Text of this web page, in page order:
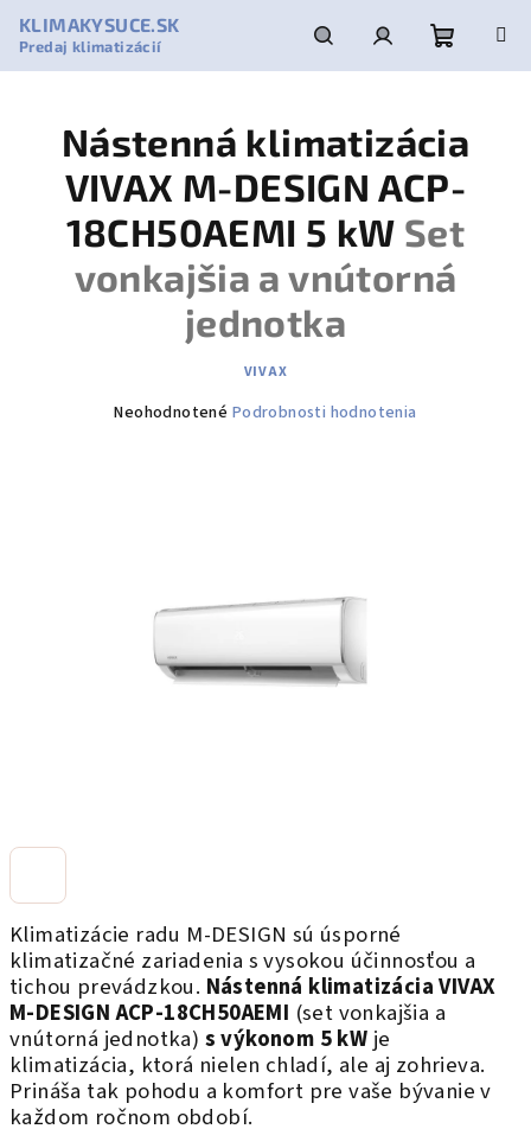
obsah
KLIMAKYSUCE.SK
Predaj klimatizácií
HľadaťPrihlásenie
košík
Klimatizácie radu M-DESIGN sú úsporné
klimatizačné zariadenia s vysokou účinnosťou a
tichou prevádzkou. Nástenná klimatizácia VIVAX
M-DESIGNACP-18CH50AEMI (set vonkajšia a
vnútorná jednotka) s výkonom 5 kW je
klimatizácia, ktorá nielen chladí, ale aj zohrieva.
Prináša tak pohodu a komfort pre vaše bývanie v
každom ročnom období.
Nástenná klimatizácia
VIVAX M-DESIGN ACP-
18CH50AEMI 5 kW Set
vonkajšia a vnútorná
jednotka
VIVAX
Priemerné
Neohodnotené Podrobnosti hodnotenia